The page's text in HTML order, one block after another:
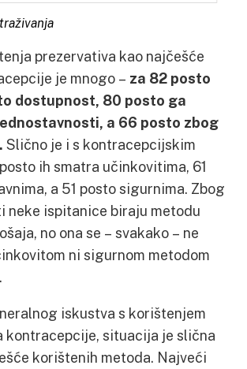
prezervativa kao najčešće
je mnogo – za 82 posto
dostupnost, 80 posto ga
a 66 posto zbog
Slično je i s kontracepcijskim
ih smatra učinkovitima, 61
a 51 posto sigurnima. Zbog
neke ispitanice biraju metodu
no ona se – svakako – ne
ni sigurnom metodom
iskustva s korištenjem
kontracepcije, situacija je slična
korištenih metoda. Najveći